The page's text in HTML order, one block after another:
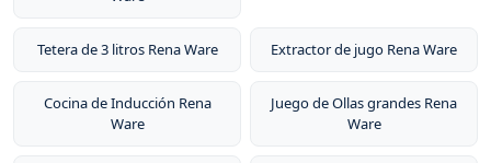
Tetera de 3 litros Rena Ware Extractor de jugo Rena Ware
Cocina de Inducción Rena
Ware
Juego de Ollas grandes Rena
Ware